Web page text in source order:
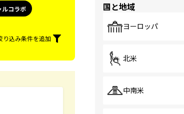
ルコラボ
り込み条件を追加
国と地域
ヨーロッパ
北米
中南米